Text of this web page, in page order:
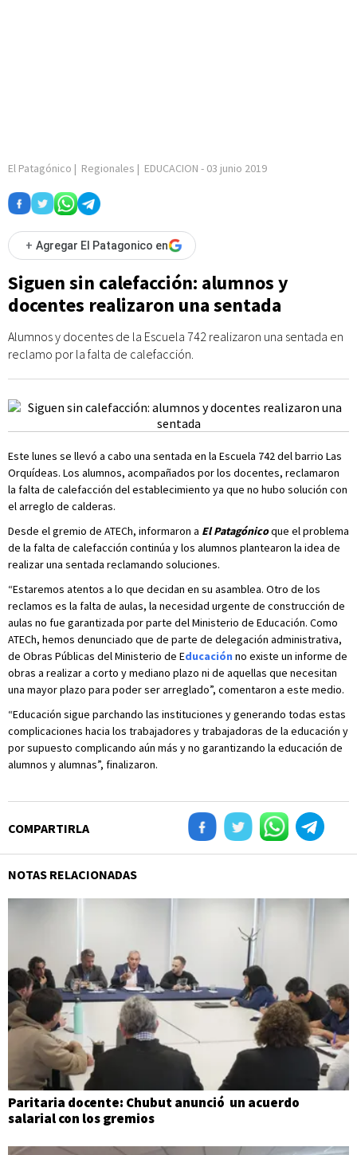
El Patagónico | Regionales | EDUCACION - 03 junio 2019
+ Agregar El Patagonico en
Siguen sin calefacción: alumnos y
docentes realizaron una sentada
Alumnos y docentes de la Escuela 742 realizaron una sentada en
reclamo por la falta de calefacción.
Este lunes se llevó a cabo una sentada en la Escuela 742 del barrio Las
Orquídeas. Los alumnos, acompañados por los docentes, reclamaron
la falta de calefacción del establecimiento ya que no hubo solución con
el arreglo de calderas.
Desde el gremio de ATECh, informaron a El Patagónicoque el problema
de la falta de calefacción continúa y los alumnos plantearon la idea de
realizar una sentada reclamando soluciones.
“Estaremos atentos a lo que decidan en su asamblea. Otro de los
reclamos es la falta de aulas, la necesidad urgente de construcción de
aulas no fue garantizada por parte del Ministerio de Educación. Como
ATECh, hemos denunciado que de parte de delegación administrativa,
de Obras Públicas del Ministerio de Educación no existe un informe de
obras a realizar a corto y mediano plazo ni de aquellas que necesitan
una mayor plazo para poder ser arreglado”, comentaron a este medio.
“Educación sigue parchando las instituciones y generando todas estas
complicaciones hacia los trabajadores y trabajadoras de la educación y
por supuesto complicando aún más y no garantizando la educación de
alumnos y alumnas”, finalizaron.
COMPARTIRLA
NOTAS RELACIONADAS
Paritaria docente: Chubut anunció un acuerdo
salarial con los gremios